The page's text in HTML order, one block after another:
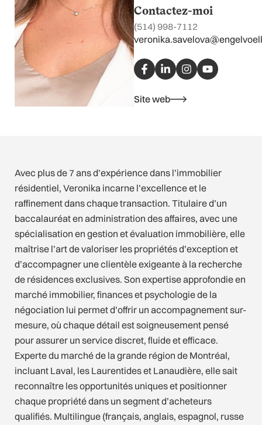
Contactez-moi
(514) 998-7112
a
c
e
b
o
i
n
k
e
d
n
s
t
g
o
u
t
Site web
Avec plus de 7 ans d’expérience dans l’immobilier
résidentiel, Veronika incarne l’excellence et le
raffinement dans chaque transaction. Titulaire d’un
baccalauréat en administration des affaires, avec une
spécialisation en gestion et évaluation immobilière, elle
maîtrise l’art de valoriser les propriétés d’exception et
d’accompagner une clientèle exigeante à la recherche
de résidences exclusives. Son expertise approfondie en
marché immobilier, finances et psychologie de la
négociation lui permet d’offrir un accompagnement sur-
mesure, où chaque détail est soigneusement pensé
pour assurer un service discret, fluide et efficace.
Experte du marché de la grande région de Montréal,
incluant Laval, les Laurentides et Lanaudière, elle sait
reconnaître les opportunités uniques et positionner
chaque propriété dans un segment d’acheteurs
qualifiés. Multilingue (français, anglais, espagnol, russe